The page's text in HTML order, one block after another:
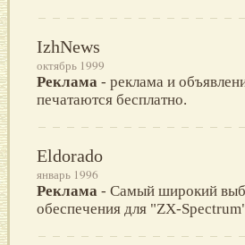
IzhNews
октябрь 1999
Реклама - реклaмa и
печaтaютcя беcплaтнo.
Eldorado
январь 1996
Реклама - Самый широкий
обеспечения для "ZХ-